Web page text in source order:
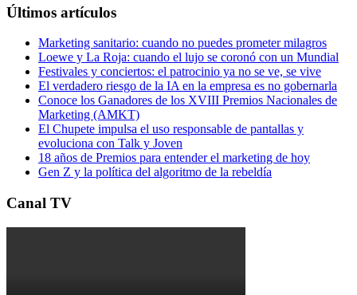
Últimos artículos
Marketing sanitario: cuando no puedes prometer milagros
Loewe y La Roja: cuando el lujo se coronó con un Mundial
Festivales y conciertos: el patrocinio ya no se ve, se vive
El verdadero riesgo de la IA en la empresa es no gobernarla
Conoce los Ganadores de los XVIII Premios Nacionales de
Marketing (AMKT)
El Chupete impulsa el uso responsable de pantallas y
evoluciona con Talk y Joven
18 años de Premios para entender el marketing de hoy
Gen Z y la política del algoritmo de la rebeldía
Canal TV